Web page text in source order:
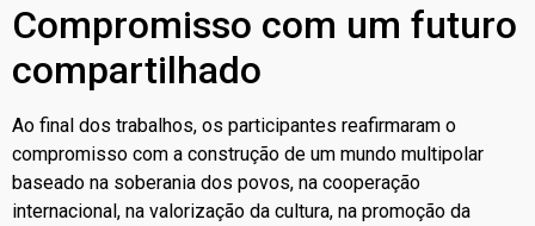
Compromisso com um futuro
compartilhado
Ao final dos trabalhos, os participantes reafirmaram o
compromisso com a construção de um mundo multipolar
baseado na soberania dos povos, na cooperação
internacional, na valorização da cultura, na promoção da